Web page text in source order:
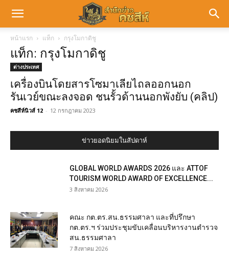
หน้าแรก แท็ก กรุงโมกาดิชู
แท็ก: กรุงโมกาดิชู
ต่างประเทศ
เครื่องบินโดยสารโซมาเลียไถลออกนอก
รันเวย์ขณะลงจอด ชนรั้วด้านนอกพังยับ (คลิป)
คชสีห์นิวส์ 12 - 12 กรกฎาคม 2023
ข่าวยอดนิยมในสัปดาห์
GLOBAL WORLD AWARDS 2026 และ ATTOF
TOURISM WORLD AWARD OF EXCELLENCE...
3 สิงหาคม 2026
คณะ กต.ตร.สน.ธรรมศาลา และที่ปรึกษา
กต.ตร.ฯ ร่วมประชุมขับเคลื่อนบริหารงานตำรวจ
สน.ธรรมศาลา
7 สิงหาคม 2026